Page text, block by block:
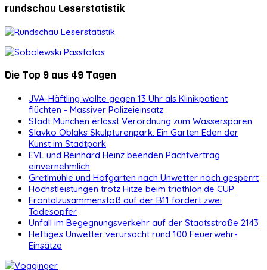
rundschau Leserstatistik
Die Top 9 aus 49 Tagen
JVA-Häftling wollte gegen 13 Uhr als Klinikpatient
flüchten - Massiver Polizeieinsatz
Stadt München erlässt Verordnung zum Wassersparen
Slavko Oblaks Skulpturenpark: Ein Garten Eden der
Kunst im Stadtpark
EVL und Reinhard Heinz beenden Pachtvertrag
einvernehmlich
Gretlmühle und Hofgarten nach Unwetter noch gesperrt
Höchstleistungen trotz Hitze beim triathlon.de CUP
Frontalzusammenstoß auf der B11 fordert zwei
Todesopfer
Unfall im Begegnungsverkehr auf der Staatsstraße 2143
Heftiges Unwetter verursacht rund 100 Feuerwehr-
Einsätze